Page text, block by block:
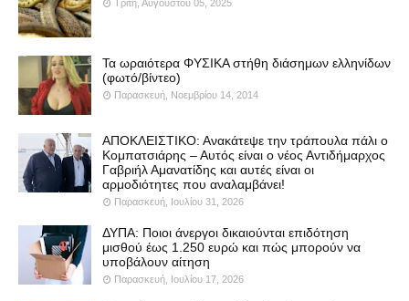
Τρίτη, Αυγούστου 05, 2025
Τα ωραιότερα ΦΥΣΙΚΑ στήθη διάσημων ελληνίδων
(φωτό/βίντεο)
Παρασκευή, Νοεμβρίου 14, 2014
ΑΠΟΚΛΕΙΣΤΙΚΟ: Ανακάτεψε την τράπουλα πάλι ο
Κομπατσιάρης – Αυτός είναι ο νέος Αντιδήμαρχος
Γαβριήλ Αμανατίδης και αυτές είναι οι
αρμοδιότητες που αναλαμβάνει!
Παρασκευή, Ιουλίου 31, 2026
ΔΥΠΑ: Ποιοι άνεργοι δικαιούνται επιδότηση
μισθού έως 1.250 ευρώ και πώς μπορούν να
υποβάλουν αίτηση
Παρασκευή, Ιουλίου 17, 2026